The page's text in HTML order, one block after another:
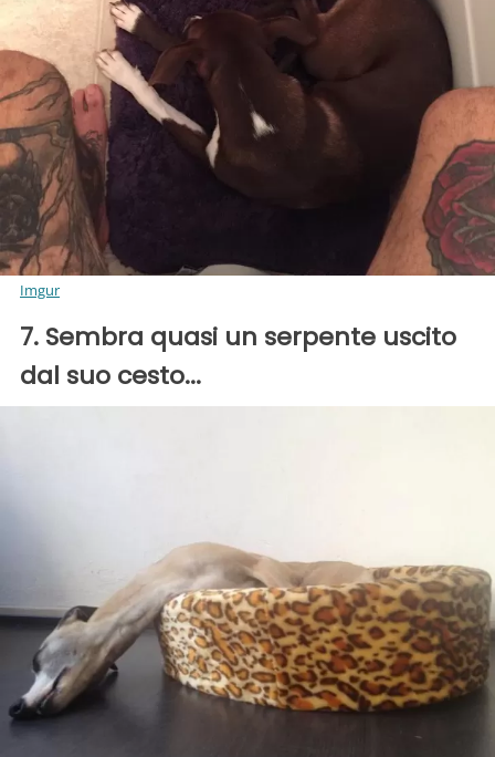
Imgur
7. Sembra quasi un serpente uscito
dal suo cesto...